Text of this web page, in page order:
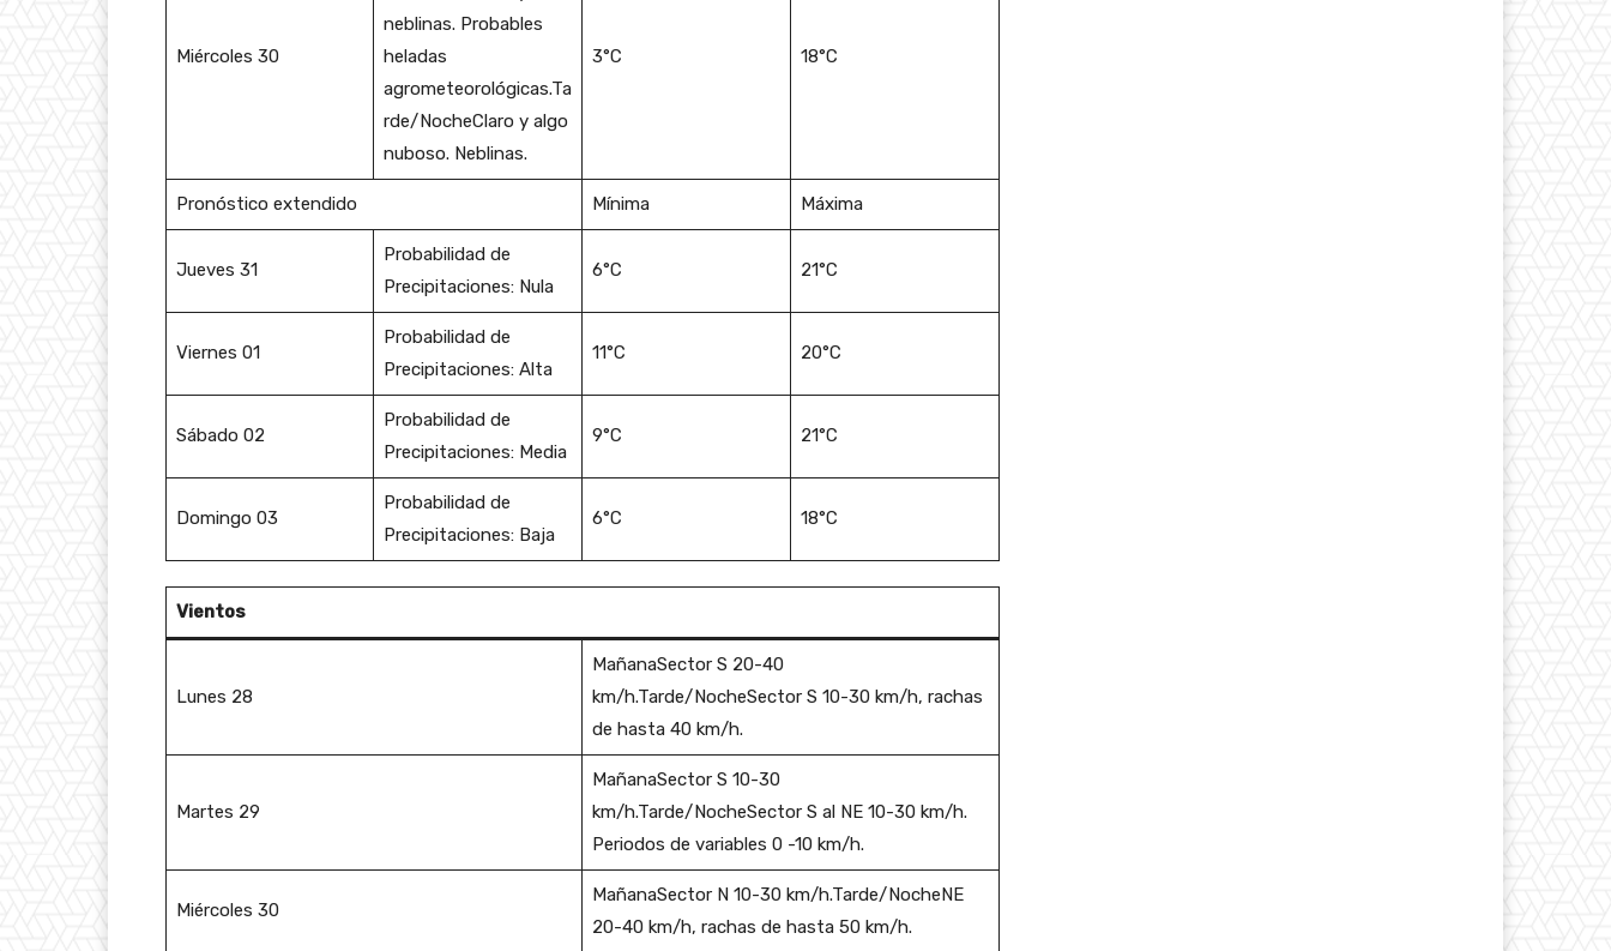
Miércoles 30
neblinas. Probables
heladas
agrometeorológicas.Ta
rde/NocheClaro y algo
nuboso. Neblinas.
3°C 18°C
Pronóstico extendido Mínima Máxima
Jueves 31
Probabilidad de
Precipitaciones: Nula
6°C 21°C
Viernes 01
Probabilidad de
Precipitaciones: Alta
11°C 20°C
Sábado 02
Probabilidad de
Precipitaciones: Media
9°C 21°C
Domingo 03
Probabilidad de
Precipitaciones: Baja
6°C 18°C
Vientos
Lunes 28
MañanaSector S 20-40
km/h.Tarde/NocheSector S 10-30 km/h, rachas
de hasta 40 km/h.
Martes 29
MañanaSector S 10-30
km/h.Tarde/NocheSector S al NE 10-30 km/h.
Periodos de variables 0 -10 km/h.
Miércoles 30
MañanaSector N 10-30 km/h.Tarde/NocheNE
20-40 km/h, rachas de hasta 50 km/h.